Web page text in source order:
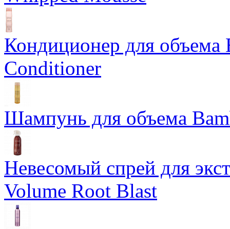
Кондиционер для объема
Conditioner
Шампунь для объема
Невесомый спрей для
Volume Root Blast